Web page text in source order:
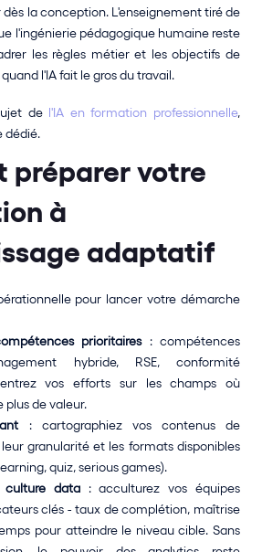
la conception. L'enseignement tiré de
l'ingénierie pédagogique humaine reste
les règles métier et les objectifs de
l'IA fait le gros du travail.
de l'IA en formation professionnelle,
dédié.
préparer votre
à
adaptatif
pour lancer votre démarche
prioritaires : compétences
hybride, RSE, conformité
vos efforts sur les champs où
plus de valeur.
: cartographiez vos contenus de
granularité et les formats disponibles
quiz, serious games).
culture data : acculturez vos équipes
clés - taux de complétion, maîtrise
pour atteindre le niveau cible. Sans